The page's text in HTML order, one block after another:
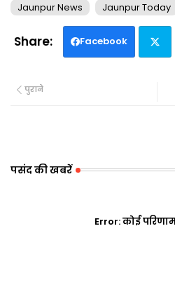
Jaunpur News
Jaunpur Today
Facebook
पुराने
पसंद की खबरें
Error:कोई